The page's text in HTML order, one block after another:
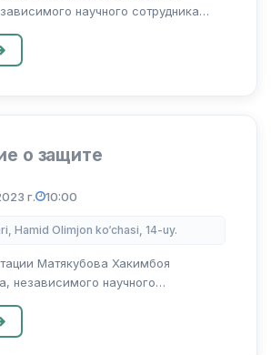
научного сотрудника
на тему “Харбий терминларни
лингвокультурологик
о защите
г. 10:00
Hamid Olimjon ko‘chasi, 14-uy.
Матякубова Хакимбоя
независимого научного
теме «Узбек ва инглиз
тадкики киёси» на